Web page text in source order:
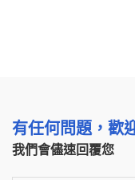
有任何問題，歡
我們會儘速回覆您